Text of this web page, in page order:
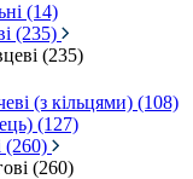
(14)
(235)
(235)
(з кільцями) (108)
(127)
(260)
(260)